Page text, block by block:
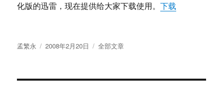
化版的迅雷，现在提供给大家下载使用。下载
作
孟繁永
发
2008年2月20日
分
全部文章